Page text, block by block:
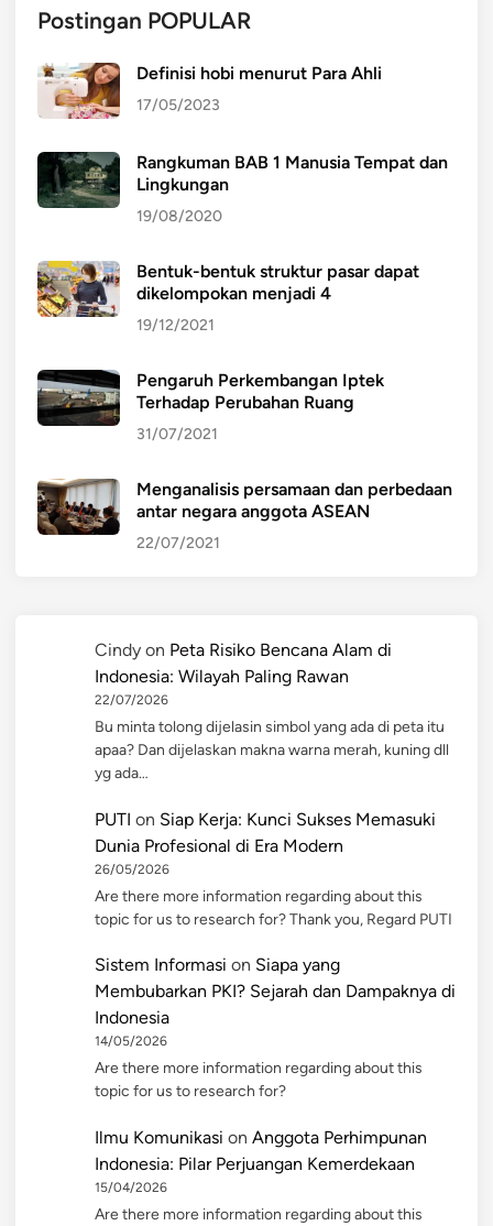
Postingan POPULAR
Definisi hobi menurut Para Ahli
17/05/2023
Rangkuman BAB 1 Manusia Tempat dan
Lingkungan
19/08/2020
Bentuk-bentuk struktur pasar dapat
dikelompokan menjadi 4
19/12/2021
Pengaruh Perkembangan Iptek
Terhadap Perubahan Ruang
31/07/2021
Menganalisis persamaan dan perbedaan
antar negara anggota ASEAN
22/07/2021
Cindy on Peta Risiko Bencana Alam di
Indonesia: Wilayah Paling Rawan
22/07/2026
Bu minta tolong dijelasin simbol yang ada di peta itu
apaa? Dan dijelaskan makna warna merah, kuning dll
yg ada…
PUTI on Siap Kerja: Kunci Sukses Memasuki
Dunia Profesional di Era Modern
26/05/2026
Are there more information regarding about this
topic for us to research for? Thank you, Regard PUTI
Sistem Informasi on Siapa yang
Membubarkan PKI? Sejarah dan Dampaknya di
Indonesia
14/05/2026
Are there more information regarding about this
topic for us to research for?
Ilmu Komunikasi on Anggota Perhimpunan
Indonesia: Pilar Perjuangan Kemerdekaan
15/04/2026
Are there more information regarding about this